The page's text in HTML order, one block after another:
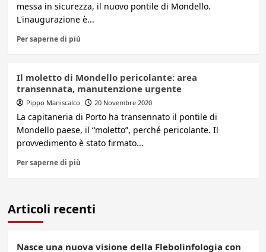
messa in sicurezza, il nuovo pontile di Mondello.
L'inaugurazione è...
Per saperne di più
Il moletto di Mondello pericolante: area
transennata, manutenzione urgente
Pippo Maniscalco 20 Novembre 2020
La capitaneria di Porto ha transennato il pontile di
Mondello paese, il “moletto”, perché pericolante. Il
provvedimento è stato firmato...
Per saperne di più
Articoli recenti
Nasce una nuova visione della Flebolinfologia con